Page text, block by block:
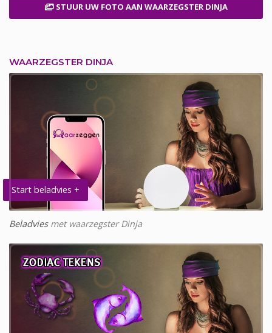
STUUR UW FOTO AAN WAARZEGSTER DINJA
WAARZEGSTER DINJA
Start beladvies +
Beladviesmet waarzegster Dinja